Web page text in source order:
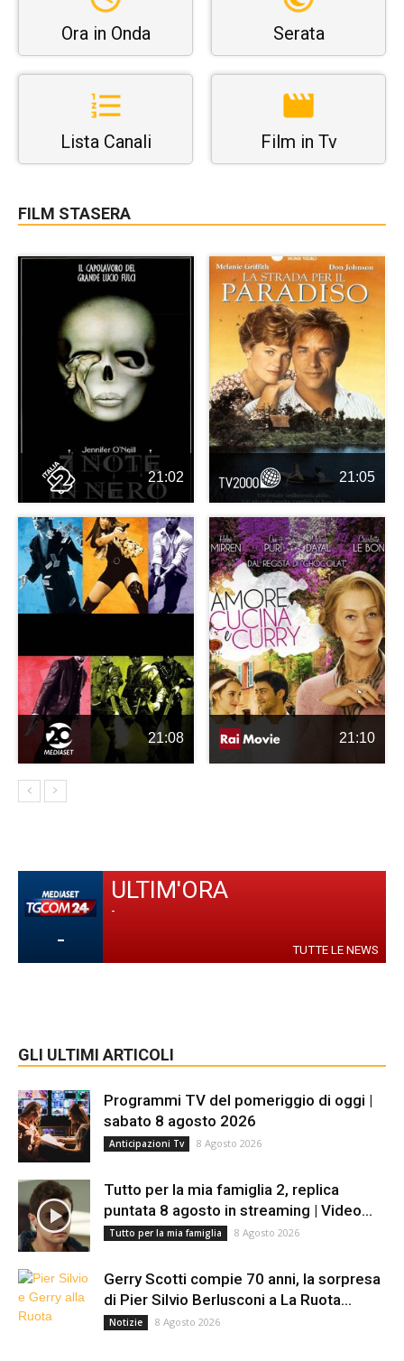
Ora in Onda Serata
Lista Canali Film in Tv
FILM STASERA
21:02 21:05
21:08 21:10
-
ULTIM'ORA
-
TUTTE LE NEWS
GLI ULTIMI ARTICOLI
Programmi TV del pomeriggio di oggi |
sabato 8 agosto 2026
Anticipazioni Tv 8 Agosto 2026
Tutto per la mia famiglia 2, replica
puntata 8 agosto in streaming | Video...
Tutto per la mia famiglia 8 Agosto 2026
Gerry Scotti compie 70 anni, la sorpresa
di Pier Silvio Berlusconi a La Ruota...
Notizie 8 Agosto 2026